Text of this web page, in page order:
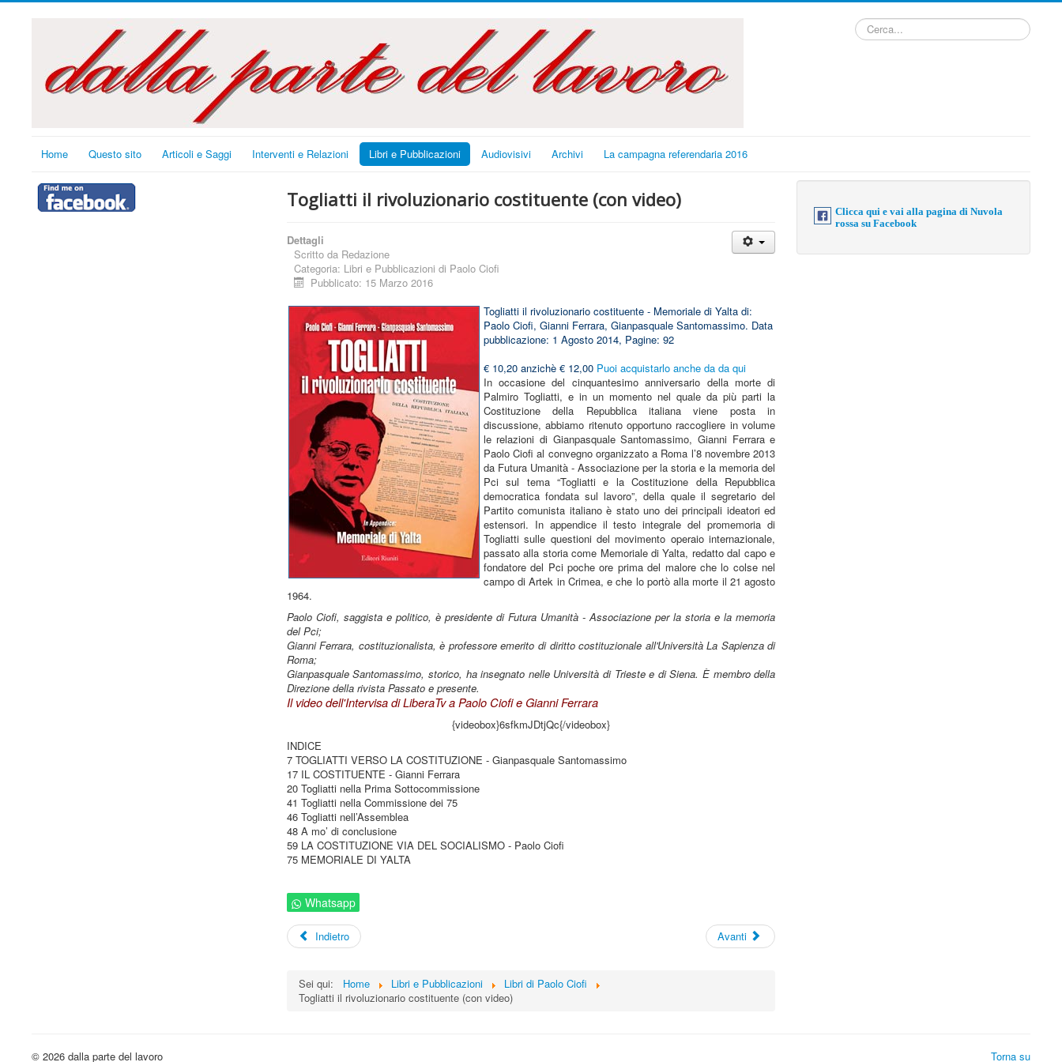
Cerca...
Home Questo sito Articoli e Saggi Interventi e Relazioni Libri e Pubblicazioni Audiovisivi Archivi La campagna referendaria 2016
Togliatti il rivoluzionario costituente (con video)
Dettagli
Scritto da Redazione
Categoria: Libri e Pubblicazioni di Paolo Ciofi
Pubblicato: 15 Marzo 2016
Togliatti il rivoluzionario costituente - Memoriale di Yalta di:
Paolo Ciofi, Gianni Ferrara, Gianpasquale Santomassimo. Data
pubblicazione: 1 Agosto 2014, Pagine: 92
€ 10,20 anzichè € 12,00 Puoi acquistarlo anche da da qui
In occasione del cinquantesimo anniversario della morte di
Palmiro Togliatti, e in un momento nel quale da più parti la
Costituzione della Repubblica italiana viene posta in
discussione, abbiamo ritenuto opportuno raccogliere in volume
le relazioni di Gianpasquale Santomassimo, Gianni Ferrara e
Paolo Ciofi al convegno organizzato a Roma l’8 novembre 2013
da Futura Umanità - Associazione per la storia e la memoria del
Pci sul tema “Togliatti e la Costituzione della Repubblica
democratica fondata sul lavoro”, della quale il segretario del
Partito comunista italiano è stato uno dei principali ideatori ed
estensori. In appendice il testo integrale del promemoria di
Togliatti sulle questioni del movimento operaio internazionale,
passato alla storia come Memoriale di Yalta, redatto dal capo e
fondatore del Pci poche ore prima del malore che lo colse nel
campo di Artek in Crimea, e che lo portò alla morte il 21 agosto
1964.
Paolo Ciofi, saggista e politico, è presidente di Futura Umanità - Associazione per la storia e la memoria
del Pci;
Gianni Ferrara, costituzionalista, è professore emerito di diritto costituzionale all'Università La Sapienza di
Roma;
Gianpasquale Santomassimo, storico, ha insegnato nelle Università di Trieste e di Siena. È membro della
Direzione della rivista Passato e presente.
Il video dell'Intervisa di LiberaTv a Paolo Ciofi e Gianni Ferrara
{videobox}6sfkmJDtjQc{/videobox}
INDICE
7 TOGLIATTI VERSO LA COSTITUZIONE - Gianpasquale Santomassimo
17 IL COSTITUENTE - Gianni Ferrara
20 Togliatti nella Prima Sottocommissione
41 Togliatti nella Commissione dei 75
46 Togliatti nell’Assemblea
48 A mo’ di conclusione
59 LA COSTITUZIONE VIA DEL SOCIALISMO - Paolo Ciofi
75 MEMORIALE DI YALTA
Whatsapp
Indietro Avanti
Sei qui: Home Libri e Pubblicazioni
Libri di Paolo Ciofi
Togliatti il rivoluzionario costituente (con video)
Clicca qui e vai alla pagina di Nuvola
rossa su Facebook
Torna su
© 2026 dalla parte del lavoro